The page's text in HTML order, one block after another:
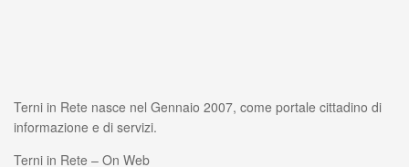
Terni in Rete nasce nel Gennaio 2007, come portale cittadino di
informazione e di servizi.
Terni in Rete – On Web